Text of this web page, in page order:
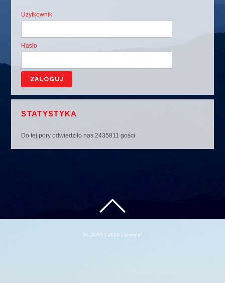
Użytkownik
Hasło
STATYSTYKA
Do tej pory odwiedziło nas 2435811 gości
(c) JAAP | 2016 | stony.pl